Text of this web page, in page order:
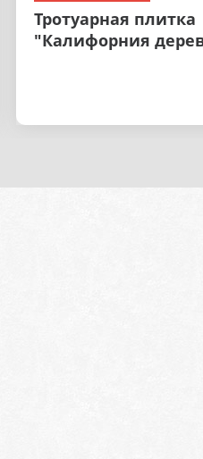
Тротуарная плитка
"Калифорния